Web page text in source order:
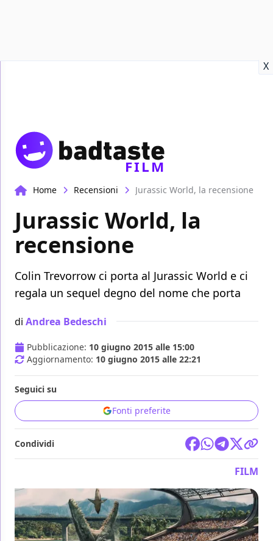
X
FILM
Home Recensioni Jurassic World, la recensione
Jurassic World, la
recensione
Colin Trevorrow ci porta al Jurassic World e ci
regala un sequel degno del nome che porta
di Andrea Bedeschi
Pubblicazione: 10 giugno 2015 alle 15:00
Aggiornamento: 10 giugno 2015 alle 22:21
Seguici su
Fonti preferite
Condividi
FILM